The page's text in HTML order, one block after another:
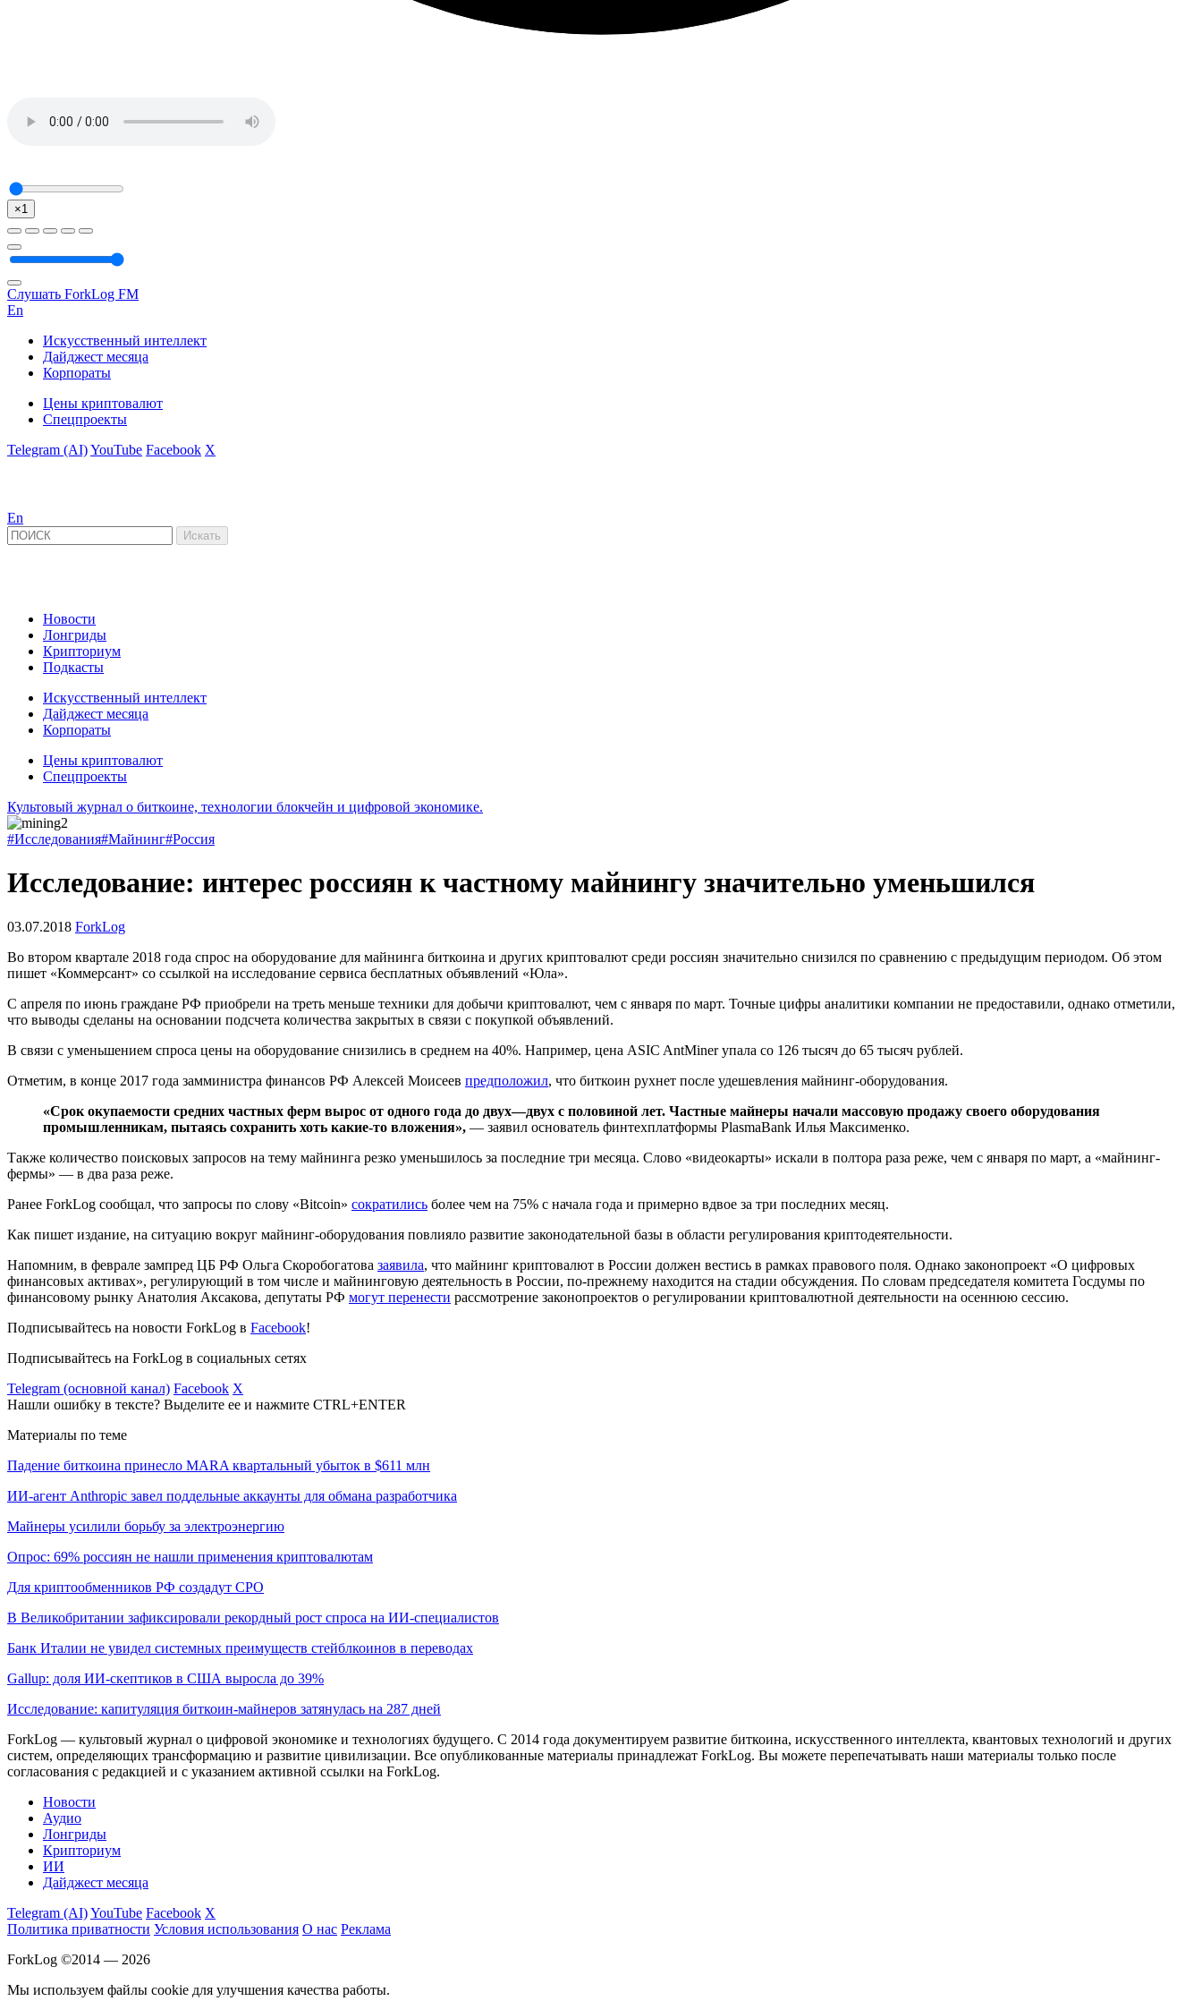
×1
Слушать ForkLog FM
En
Искусственный интеллект
Дайджест месяца
Корпораты
Цены криптовалют
Спецпроекты
Telegram (AI)YouTube Facebook X
En
Новости
Лонгриды
Крипториум
Подкасты
Искусственный интеллект
Дайджест месяца
Корпораты
Цены криптовалют
Спецпроекты
Культовый журнал о биткоине, технологии блокчейн и цифровой экономике.
#Исследования#Майнинг#Россия
Исследование: интерес россиян к частному майнингу значительно уменьшился
03.07.2018 ForkLog
Во втором квартале 2018 года спрос на оборудование для майнинга биткоина и других криптовалют среди россиян значительно снизился по сравнению с предыдущим периодом. Об этом
пишет «Коммерсант» со ссылкой на исследование сервиса бесплатных объявлений «Юла».
С апреля по июнь граждане РФ приобрели на треть меньше техники для добычи криптовалют, чем с января по март. Точные цифры аналитики компании не предоставили, однако отметили,
что выводы сделаны на основании подсчета количества закрытых в связи с покупкой объявлений.
В связи с уменьшением спроса цены на оборудование снизились в среднем на 40%. Например, цена ASIC AntMiner упала со 126 тысяч до 65 тысяч рублей.
Отметим, в конце 2017 года замминистра финансов РФ Алексей Моисеев предположил, что биткоин рухнет после удешевления майнинг-оборудования.
«Срок окупаемости средних частных ферм вырос от одного года до двух—двух с половиной лет. Частные майнеры начали массовую продажу своего оборудования
промышленникам, пытаясь сохранить хоть какие-то вложения», — заявил основатель финтехплатформы PlasmaBank Илья Максименко.
Также количество поисковых запросов на тему майнинга резко уменьшилось за последние три месяца. Слово «видеокарты» искали в полтора раза реже, чем с января по март, а «майнинг-
фермы» — в два раза реже.
Ранее ForkLog сообщал, что запросы по слову «Bitcoin» сократились более чем на 75% с начала года и примерно вдвое за три последних месяц.
Как пишет издание, на ситуацию вокруг майнинг-оборудования повлияло развитие законодательной базы в области регулирования криптодеятельности.
Напомним, в феврале зампред ЦБ РФ Ольга Скоробогатова заявила, что майнинг криптовалют в России должен вестись в рамках правового поля. Однако законопроект «О цифровых
финансовых активах», регулирующий в том числе и майнинговую деятельность в России, по-прежнему находится на стадии обсуждения. По словам председателя комитета Госдумы по
финансовому рынку Анатолия Аксакова, депутаты РФ могут перенести рассмотрение законопроектов о регулировании криптовалютной деятельности на осеннюю сессию.
Подписывайтесь на новости ForkLog в Facebook!
Подписывайтесь на ForkLog в социальных сетях
Telegram (основной канал) Facebook X
Нашли ошибку в тексте? Выделите ее и нажмите CTRL+ENTER
Материалы по теме
Падение биткоина принесло MARA квартальный убыток в $611 млн
ИИ-агент Anthropic завел поддельные аккаунты для обмана разработчика
Майнеры усилили борьбу за электроэнергию
Опрос: 69% россиян не нашли применения криптовалютам
Для криптообменников РФ создадут СРО
В Великобритании зафиксировали рекордный рост спроса на ИИ-специалистов
Банк Италии не увидел системных преимуществ стейблкоинов в переводах
Gallup: доля ИИ-скептиков в США выросла до 39%
Исследование: капитуляция биткоин-майнеров затянулась на 287 дней
ForkLog — культовый журнал о цифровой экономике и технологиях будущего. С 2014 года документируем развитие биткоина, искусственного интеллекта, квантовых технологий и других
систем, определяющих трансформацию и развитие цивилизации. Все опубликованные материалы принадлежат ForkLog. Вы можете перепечатывать наши материалы только после
согласования с редакцией и с указанием активной ссылки на ForkLog.
Новости
Аудио
Лонгриды
Крипториум
ИИ
Дайджест месяца
Telegram (AI)YouTube Facebook X
Политика приватности Условия использования О нас Реклама
ForkLog ©2014 — 2026
Мы используем файлы cookie для улучшения качества работы.